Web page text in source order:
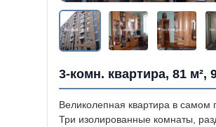
3-комн. квартира, 81 м²,
Великолепная квартира в
Три изолированные комнаты,